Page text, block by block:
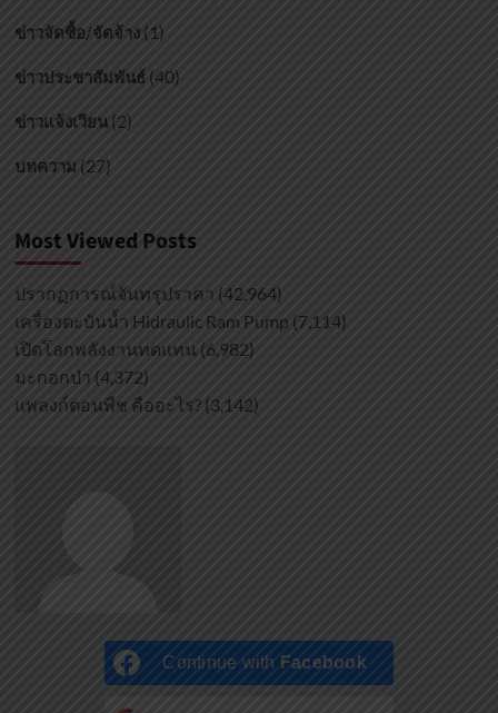
ข่าวจัดซื้อ/จัดจ้าง(1)
ข่าวประชาสัมพันธ์(40)
ข่าวแจ้งเวียน(2)
บทความ (27)
Most Viewed Posts
ปรากฏการณ์จันทรุปราคา (42,964)
เครื่องตะบันน้ำ Hidraulic Ram Pump (7,114)
เปิดโลกพลังงานทดแทน (6,982)
มะกอกป่า (4,372)
แพลงก์ตอนพืช คืออะไร? (3,142)
Continue with Facebook